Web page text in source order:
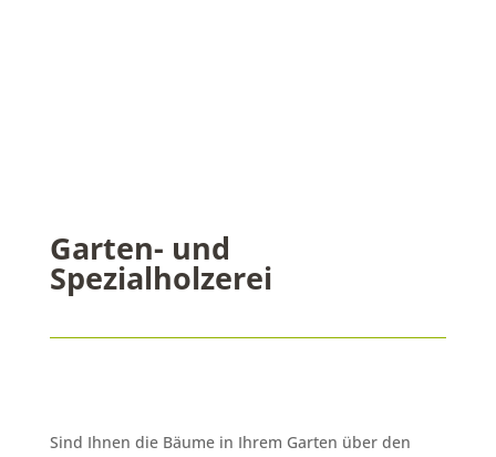
Garten- und
Spezialholzerei
Sind Ihnen die Bäume in Ihrem Garten über den